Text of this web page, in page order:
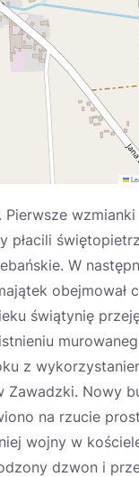
płacili
W
obejmował
świątynię
z
Zawadzki. Nowy
na rzucie
wojny w
dzwon i